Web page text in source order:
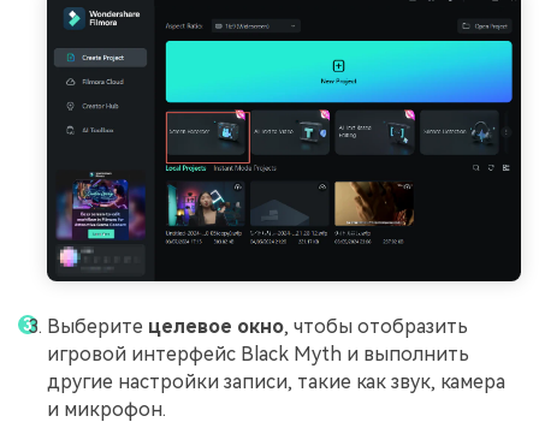
Выберите целевое окно, чтобы отобразить
игровой интерфейс Black Myth и выполнить
другие настройки записи, такие как звук, камера
и микрофон.